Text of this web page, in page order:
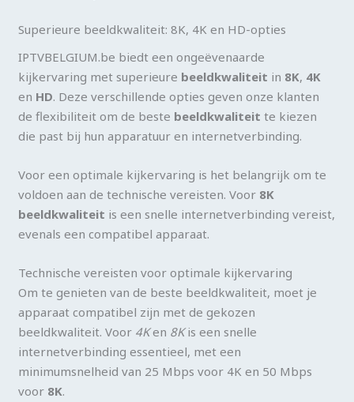
Superieure beeldkwaliteit: 8K, 4K en HD-opties
IPTVBELGIUM.be biedt een ongeëvenaarde
kijkervaring met superieure beeldkwaliteit in 8K, 4K
en HD. Deze verschillende opties geven onze klanten
de flexibiliteit om de beste beeldkwaliteit te kiezen
die past bij hun apparatuur en internetverbinding.
Voor een optimale kijkervaring is het belangrijk om te
voldoen aan de technische vereisten. Voor 8K
beeldkwaliteit is een snelle internetverbinding vereist,
evenals een compatibel apparaat.
Technische vereisten voor optimale kijkervaring
Om te genieten van de beste beeldkwaliteit, moet je
apparaat compatibel zijn met de gekozen
beeldkwaliteit. Voor 4Ken 8Kis een snelle
internetverbinding essentieel, met een
minimumsnelheid van 25 Mbps voor 4K en 50 Mbps
voor 8K.